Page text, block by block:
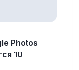
Photos
10